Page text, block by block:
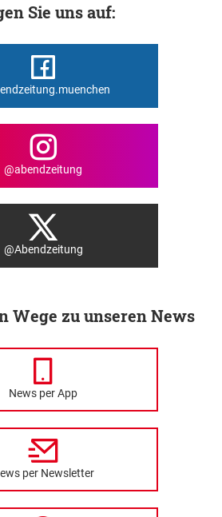
Sie uns auf:
@abendzeitung
@Abendzeitung
Wege zu unseren News
News per App
per Newsletter